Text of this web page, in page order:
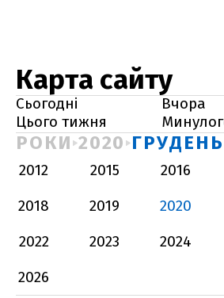
Карта сайту
Сьогодні
Вчора
Цього тижня
РОКИ 2020 ГРУДЕНЬ
2012 2015 2016
2018
2019 2020
2022
2023 2024
2026